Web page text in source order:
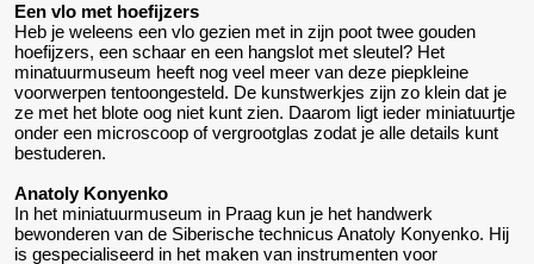
Een vlo met hoefijzers
Heb je weleens een vlo gezien met in zijn poot twee gouden
hoefijzers, een schaar en een hangslot met sleutel? Het
minatuurmuseum heeft nog veel meer van deze piepkleine
voorwerpen tentoongesteld. De kunstwerkjes zijn zo klein dat je
ze met het blote oog niet kunt zien. Daarom ligt ieder miniatuurtje
onder een microscoop of vergrootglas zodat je alle details kunt
bestuderen.
Anatoly Konyenko
In het miniatuurmuseum in Praag kun je het handwerk
bewonderen van de Siberische technicus Anatoly Konyenko. Hij
is gespecialiseerd in het maken van instrumenten voor